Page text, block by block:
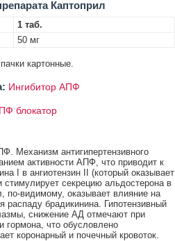
Каптоприл
1 таб.
50 мг
картонные.
Ингибитор АПФ
блокатор
Механизм антигипертензивного
активности АПФ, что приводит к
I в ангиотензин II (который оказывает
секрецию альдостерона в
по-видимому, оказывает влияние на
распаду брадикинина. Гипотензивный
снижение АД отмечают при
гормона, что обусловлено
коронарный и почечный кровоток.